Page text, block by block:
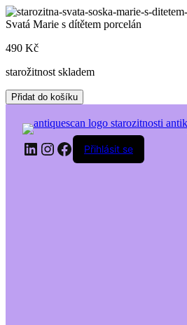
Skip
to
Svatá Marie s dítětem porcelán
490 Kč
starožitnost skladem
Svatá
Marie
dítětem
porcelán
množství
Přidat do košíku
LinkedIn
Instagram
Facebook
Přihlásit se